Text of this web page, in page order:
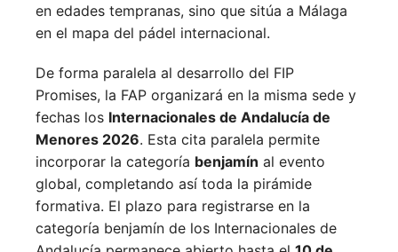
en edades tempranas, sino que sitúa a Málaga
en el mapa del pádel internacional.
De forma paralela al desarrollo del FIP
Promises, la FAP organizará en la misma sede y
fechas los Internacionales de Andalucía de
Menores 2026. Esta cita paralela permite
incorporar la categoría benjamín al evento
global, completando así toda la pirámide
formativa. El plazo para registrarse en la
categoría benjamín de los Internacionales de